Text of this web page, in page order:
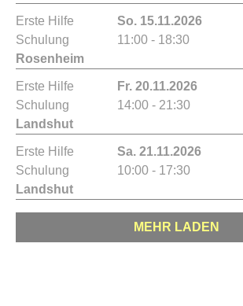
Erste Hilfe
Schulung
Rosenheim
So. 15.11.2026
11:00 - 18:30
Erste Hilfe
Schulung
Landshut
Fr. 20.11.2026
14:00 - 21:30
Erste Hilfe
Schulung
Landshut
Sa. 21.11.2026
10:00 - 17:30
MEHR LADEN